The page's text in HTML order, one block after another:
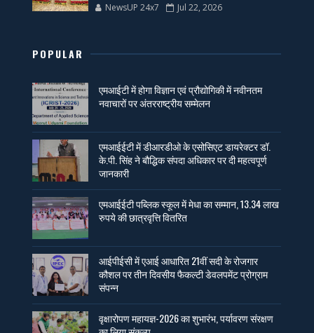
NewsUP 24x7 Jul 22, 2026
POPULAR
एमआईटी में होगा विज्ञान एवं प्रौद्योगिकी में नवीनतम
नवाचारों पर अंतरराष्ट्रीय सम्मेलन
एमआईईटी में डीआरडीओ के एसोसिएट डायरेक्टर डॉ.
के.पी. सिंह ने बौद्धिक संपदा अधिकार पर दी महत्वपूर्ण
जानकारी
एमआईईटी पब्लिक स्कूल में मेधा का सम्मान, 13.34 लाख
रुपये की छात्रवृत्ति वितरित
आईपीईसी में एआई आधारित 21वीं सदी के रोजगार
कौशल पर तीन दिवसीय फैकल्टी डेवलपमेंट प्रोग्राम
संपन्न
वृक्षारोपण महायज्ञ-2026 का शुभारंभ, पर्यावरण संरक्षण